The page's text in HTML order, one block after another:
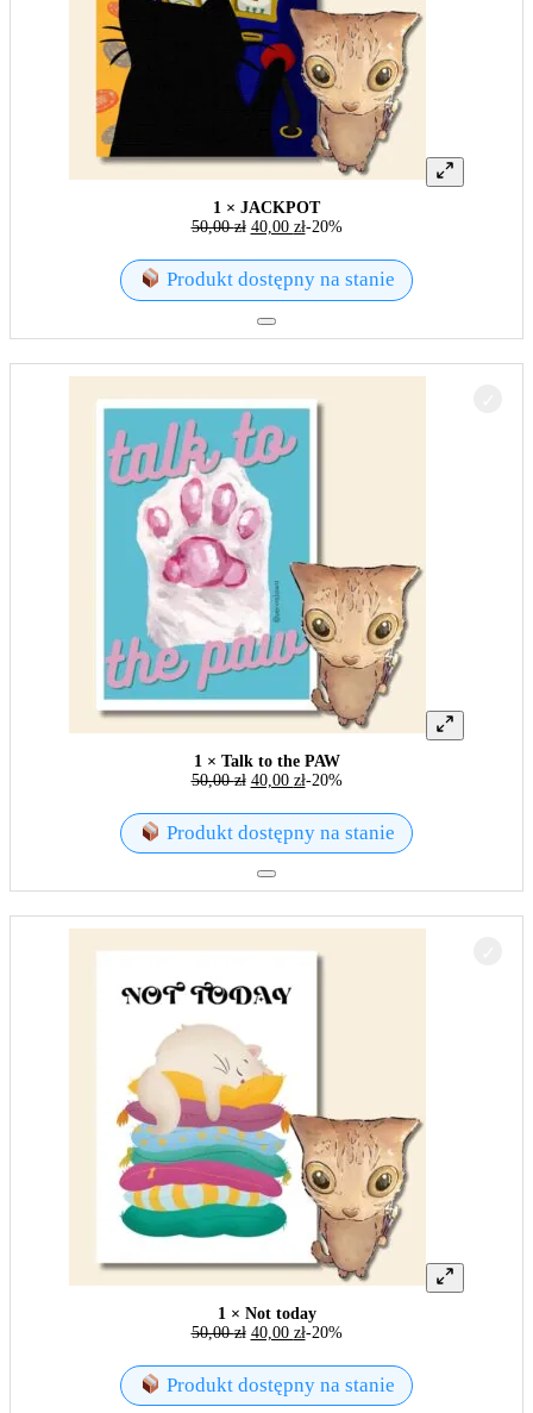
1 × JACKPOT
50,00zł 40,00 zł-20%
Produkt dostępny na stanie
1 × Talk to the PAW
50,00zł 40,00 zł-20%
Produkt dostępny na stanie
1 × Not today
50,00zł 40,00 zł-20%
Produkt dostępny na stanie